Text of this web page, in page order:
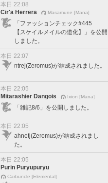
本日 22:08
Cir'a Herrera
Masamune [Mana]
「ファッションチェック#445
【スケイルメイルの道化】」を公開
しました。
本日 22:07
ntrej(Zeromus)が結成されました。
本日 22:05
Mitarashier Dangois
Ixion [Mana]
「雑記8/6」を公開しました。
本日 22:05
ahnetj(Zeromus)が結成されまし
た。
本日 22:05
Purin Puryupuryu
Carbuncle [Elemental]